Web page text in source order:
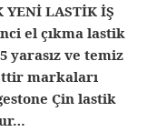
YENİ LASTİK İŞ
el çıkma lastik
yarasız ve temiz
markaları
Çin lastik